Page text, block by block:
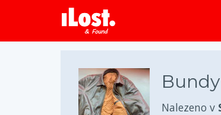
Bundy
Nalezeno v